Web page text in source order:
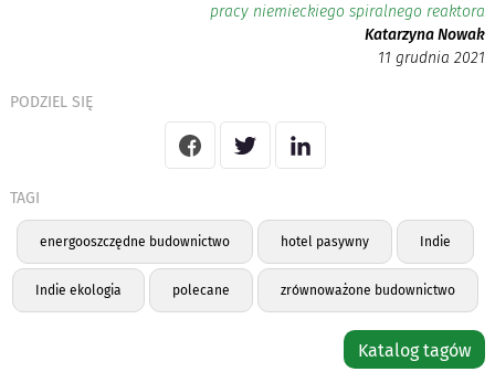
pracy niemieckiego spiralnego reaktora
Katarzyna Nowak
11 grudnia 2021
PODZIEL SIĘ
TAGI
energooszczędne budownictwo hotel pasywny Indie
Indie ekologia polecane zrównoważone budownictwo
Katalog tagów